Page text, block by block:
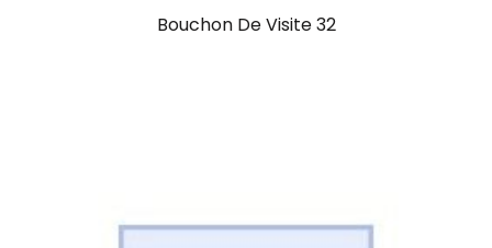
Bouchon De Visite 32